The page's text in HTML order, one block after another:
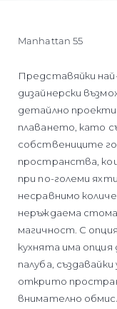
Manhattan 55
Представяйки
дизайнерски
детайлно
плаването, като
собствениците
пространства,
при по-големи
несравнимо
неръждаема
магичност. С
кухнята има
палуба,
открито
внимателно